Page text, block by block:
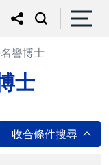
譽博士
士